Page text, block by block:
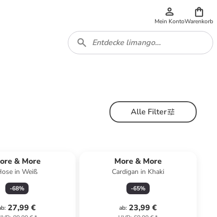
Mein KontoWarenkorb
Alle Filter
& More
in Weiß
-68%
: 27,99 €
More & More
Cardigan in Khaki
-65%
ab: 23,99 €